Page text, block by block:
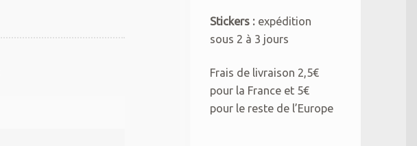
Stickers : expédition
sous 2 à 3 jours
Frais de livraison 2,5€
pour la France et 5€
pour le reste de l’Europe